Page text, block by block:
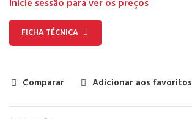
Inicie sessão para ver os preços
FICHA TÉCNICA
Comparar Adicionar aos favoritos